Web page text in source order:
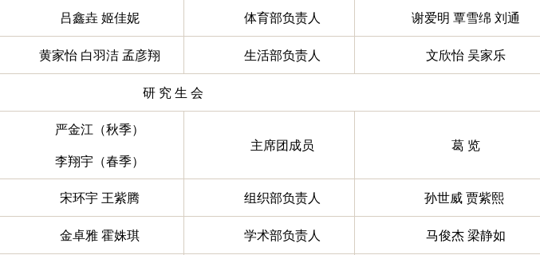
吕鑫垚 姬佳妮 体育部负责人 谢爱明 覃雪绵 刘通
黄家怡 白羽洁 孟彦翔 生活部负责人 文欣怡 吴家乐
研 究 生 会
严金江（秋季）
李翔宇（春季）
主席团成员 葛 览
宋环宇 王紫腾 组织部负责人 孙世威 贾紫熙
金卓雅 霍姝琪 学术部负责人 马俊杰 梁静如